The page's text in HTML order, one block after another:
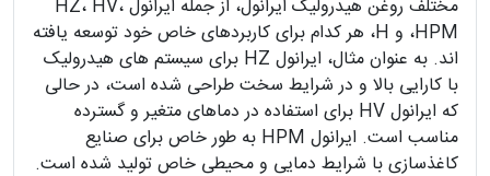
مختلف روغن هیدرولیک ایرانول، از جمله ایرانول HZ، HV،
HPM، و H، هر کدام برای کاربردهای خاص خود توسعه یافته
اند. به عنوان مثال، ایرانول HZ برای سیستم های هیدرولیک
با کارایی بالا و در شرایط سخت طراحی شده است، در حالی
که ایرانول HV برای استفاده در دماهای متغیر و گسترده
مناسب است. ایرانول HPM به طور خاص برای صنایع
کاغذسازی با شرایط دمایی و محیطی خاص تولید شده است.